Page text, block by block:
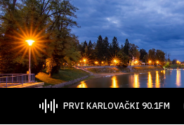
PRVI KARLOVAČKI 90.1FM